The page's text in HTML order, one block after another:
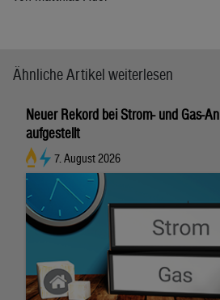
Ähnliche Artikel weiterlesen
Neuer Rekord bei Strom- und Gas-
aufgestellt
7. August 2026